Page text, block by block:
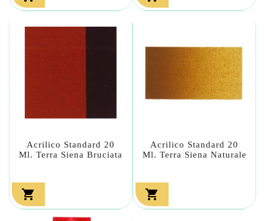
Acrilico Standard 20
Ml. Terra Siena Bruciata

Acrilico Standard 20
Ml. Terra Siena Naturale
